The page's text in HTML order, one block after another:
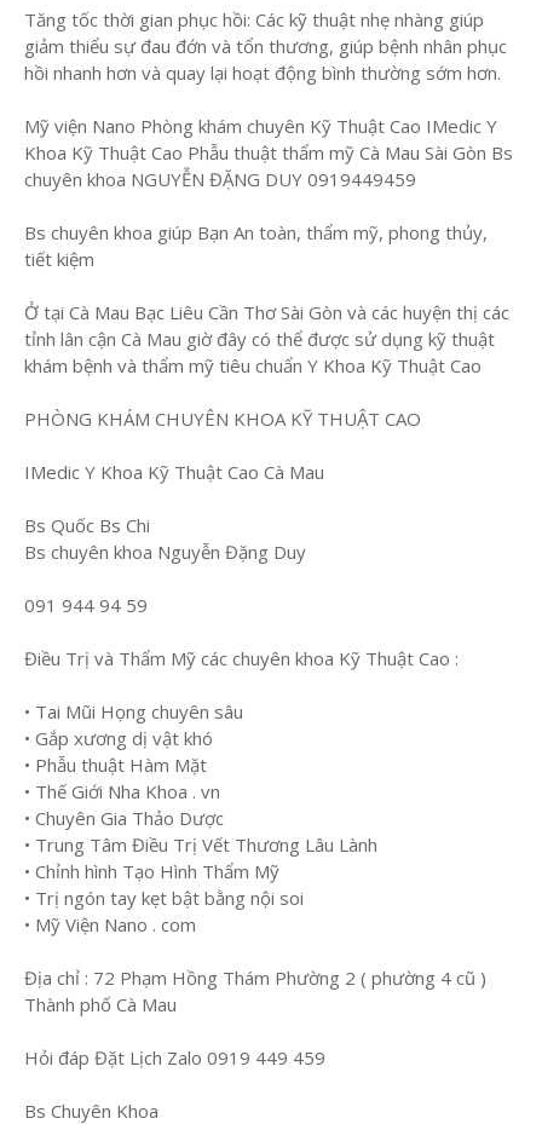
Tăng tốc thời gian phục hồi: Các kỹ thuật nhẹ nhàng giúp
giảm thiểu sự đau đớn và tổn thương, giúp bệnh nhân phục
hồi nhanh hơn và quay lại hoạt động bình thường sớm hơn.
Mỹ viện Nano Phòng khám chuyên Kỹ Thuật Cao IMedic Y
Khoa Kỹ Thuật Cao Phẫu thuật thẩm mỹ Cà Mau Sài Gòn Bs
chuyên khoa NGUYỄN ĐẶNG DUY 0919449459
Bs chuyên khoa giúp Bạn An toàn, thẩm mỹ, phong thủy,
tiết kiệm
Ở tại Cà Mau Bạc Liêu Cần Thơ Sài Gòn và các huyện thị các
tỉnh lân cận Cà Mau giờ đây có thể được sử dụng kỹ thuật
khám bệnh và thẩm mỹ tiêu chuẩn Y Khoa Kỹ Thuật Cao
PHÒNG KHÁM CHUYÊN KHOA KỸ THUẬT CAO
IMedic Y Khoa Kỹ Thuật Cao Cà Mau
Bs Quốc Bs Chi
Bs chuyên khoa Nguyễn Đặng Duy
091 944 94 59
Điều Trị và Thẩm Mỹ các chuyên khoa Kỹ Thuật Cao :
• Tai Mũi Họng chuyên sâu
• Gắp xương dị vật khó
• Phẫu thuật Hàm Mặt
• Thế Giới Nha Khoa . vn
• Chuyên Gia Thảo Dược
• Trung Tâm Điều Trị Vết Thương Lâu Lành
• Chỉnh hình Tạo Hình Thẩm Mỹ
• Trị ngón tay kẹt bật bằng nội soi
• Mỹ Viện Nano . com
Địa chỉ : 72 Phạm Hồng Thám Phường 2 ( phường 4 cũ )
Thành phố Cà Mau
Hỏi đáp Đặt Lịch Zalo 0919 449 459
Bs Chuyên Khoa